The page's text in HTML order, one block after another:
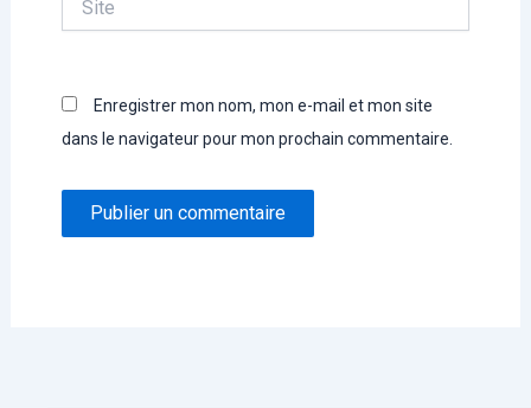
Enregistrer mon nom, mon e-mail et mon site
dans le navigateur pour mon prochain commentaire.